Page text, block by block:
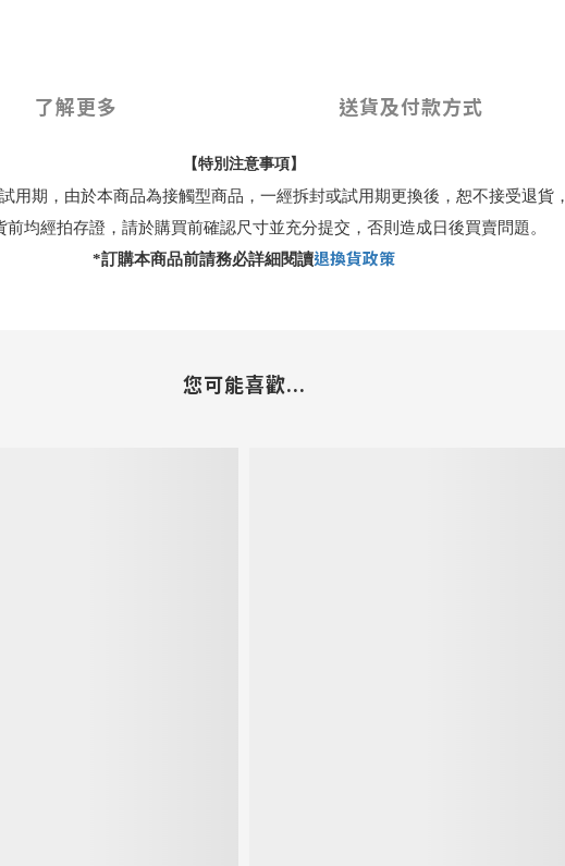
了解更多 送貨及付款方式
【特別注意事項】
用期，由於本商品為接觸型商品，一經拆封或試用期更換後，恕不接受退貨，
前均經拍存證，請於購買前確認尺寸並充分提交，否則造成日後買賣問題。
*訂購本商品前請務必詳細閱讀退換貨政策
您可能喜歡...